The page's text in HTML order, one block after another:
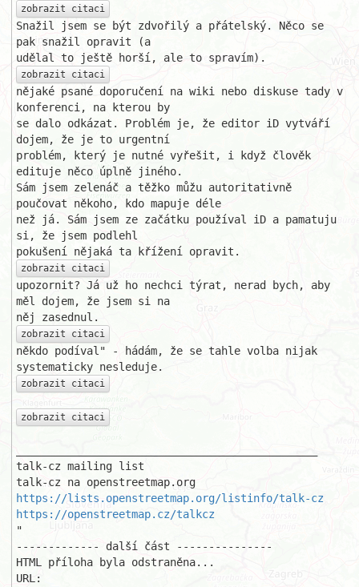
zobrazit citaci
Snažil jsem se být zdvořilý a přátelský. Něco se
pak snažil opravit (a
zobrazit citaci
nějaké psané doporučení na wiki nebo diskuse tady v
konferenci, na kterou by
se dalo odkázat. Problém je, že editor iD vytváří
dojem, že je to urgentní
problém, který je nutné vyřešit, i když člověk
edituje něco úplně jiného.
Sám jsem zelenáč a těžko můžu autoritativně
poučovat někoho, kdo mapuje déle
než já. Sám jsem ze začátku používal iD a pamatuju
si, že jsem podlehl
zobrazit citaci
upozornit? Já už ho nechci týrat, nerad bych, aby
měl dojem, že jsem si na
zobrazit citaci
někdo podíval" - hádám, že se tahle volba nijak
zobrazit citaci
zobrazit citaci
talk-cz mailing list
https://lists.openstreetmap.org/listinfo/talk-cz
https://openstreetmap.cz/talkcz
"
------------- další část ---------------
HTML příloha byla odstraněna...
URL: